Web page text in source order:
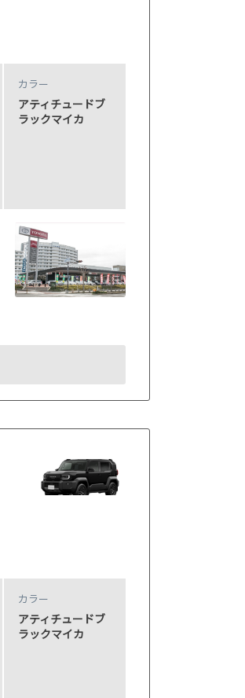
カラー
アティチュードブ
ラックマイカ
カラー
アティチュードブ
ラックマイカ